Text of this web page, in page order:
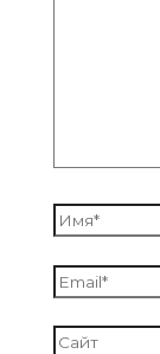
Имя*
Email*
Сайт